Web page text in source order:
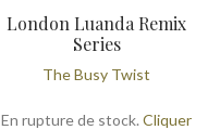
London Luanda Remix
Series
The Busy Twist
En rupture de stock.Cliquer